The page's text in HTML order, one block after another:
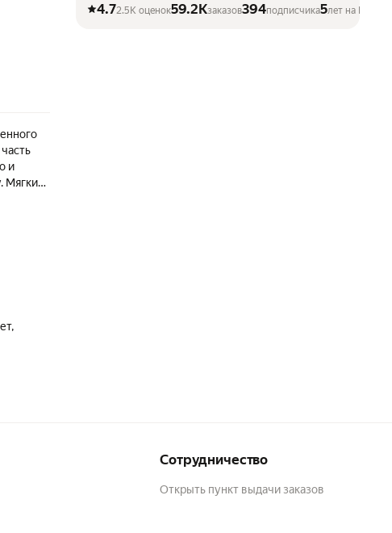
4.72.5K оценок59.2Kзаказов394подписчика5лет на
и
Мягкий
Сотрудничество
Открыть пункт выдачи заказов